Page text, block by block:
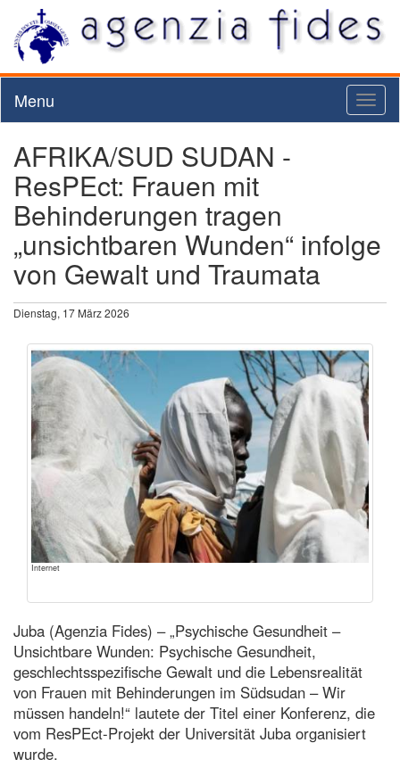
Menu
AFRIKA/SUD SUDAN -
ResPEct: Frauen mit
Behinderungen tragen
„unsichtbaren Wunden“ infolge
von Gewalt und Traumata
Dienstag, 17 März 2026
Internet
Juba (Agenzia Fides) – „Psychische Gesundheit –
Unsichtbare Wunden: Psychische Gesundheit,
geschlechtsspezifische Gewalt und die Lebensrealität
von Frauen mit Behinderungen im Südsudan – Wir
müssen handeln!“ lautete der Titel einer Konferenz, die
vom ResPEct-Projekt der Universität Juba organisiert
wurde.